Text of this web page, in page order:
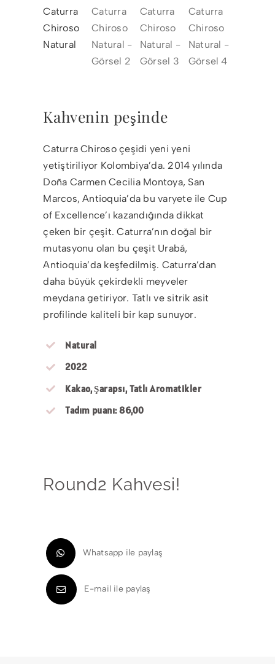
Kahvenin peşinde
Caturra Chiroso çeşidi yeni yeni
yetiştiriliyor Kolombiya’da. 2014 yılında
Doña Carmen Cecilia Montoya, San
Marcos, Antioquia’da bu varyete ile Cup
of Excellence’ı kazandığında dikkat
çeken bir çeşit. Caturra’nın doğal bir
mutasyonu olan bu çeşit Urabá,
Antioquia’da keşfedilmiş. Caturra’dan
daha büyük çekirdekli meyveler
meydana getiriyor. Tatlı ve sitrik asit
profilinde kaliteli bir kap sunuyor.
Natural
2022
Kakao, Şarapsı, Tatlı Aromatikler
Tadım puanı: 86,00
Round2 Kahvesi!
Whatsapp ile paylaş
E-mail ile paylaş